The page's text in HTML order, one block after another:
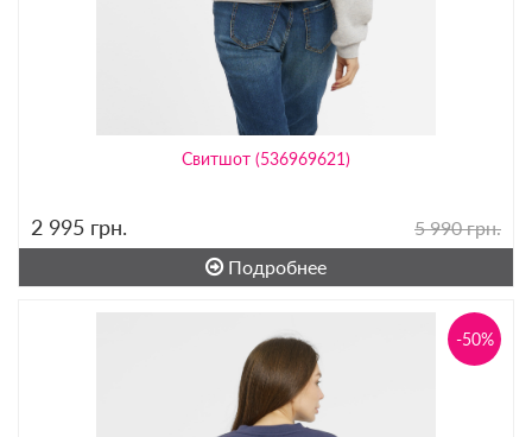
Свитшот (536969621)
2 995 грн.
5 990 грн.
Подробнее
-50%